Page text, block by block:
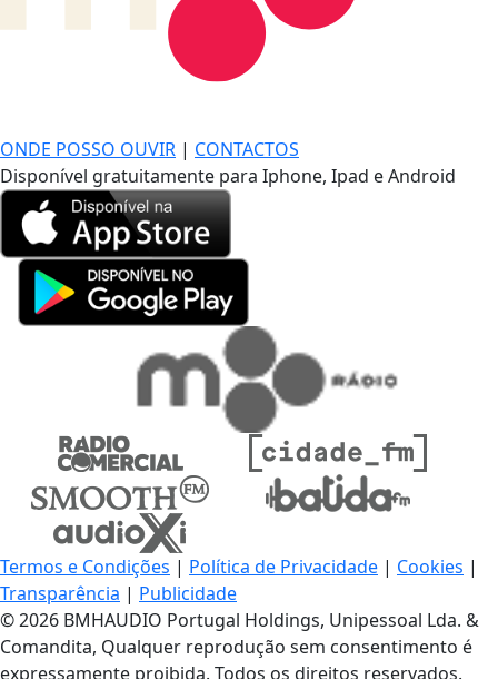
ONDE POSSO OUVIR | CONTACTOS
Disponível gratuitamente para Iphone, Ipad e Android
Termos e Condições | Política de Privacidade | Cookies |
Transparência | Publicidade
© 2026 BMHAUDIO Portugal Holdings, Unipessoal Lda. &
Comandita, Qualquer reprodução sem consentimento é
expressamente proibida. Todos os direitos reservados.